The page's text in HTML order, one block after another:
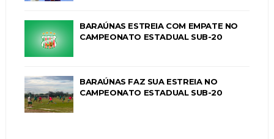
BARAÚNAS ESTREIA COM EMPATE NO
CAMPEONATO ESTADUAL SUB-20
BARAÚNAS FAZ SUA ESTREIA NO
CAMPEONATO ESTADUAL SUB-20